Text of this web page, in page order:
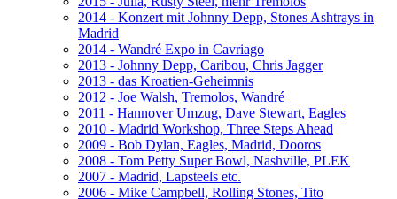
2014 - Konzert mit Johnny Depp, Stones Ashtrays in
Madrid
2014 - Wandré Expo in Cavriago
2013 - Johnny Depp, Caribou, Chris Jagger
2013 - das Kroatien-Geheimnis
2012 - Joe Walsh, Tremolos, Wandré
2011 - Hannover Umzug, Dave Stewart, Eagles
2010 - Madrid Workshop, Three Steps Ahead
2009 - Bob Dylan, Eagles, Madrid, Dooros
2008 - Tom Petty Super Bowl, Nashville, PLEK
2007 - Madrid, Lapsteels etc.
2006 - Mike Campbell, Rolling Stones, Tito